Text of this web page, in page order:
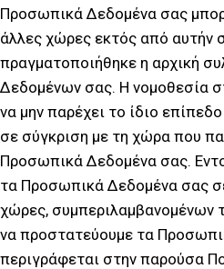
Προσωπικά Δεδομένα σας
άλλες χώρες εκτός από αυτήν
πραγματοποιήθηκε η αρχική
Δεδομένων σας. Η νομοθεσία
να μην παρέχει το ίδιο
σε σύγκριση με τη χώρα που
Προσωπικά Δεδομένα σας.
τα Προσωπικά Δεδομένα σας
χώρες,
να προστατεύουμε τα
περιγράφεται στην παρούσα